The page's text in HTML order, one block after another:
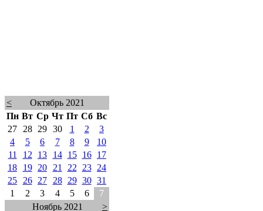
<
Октябрь 2021
Пн Вт Ср Чт Пт Сб Вс
27
28 29 30 1 2
3
4
5 6 7 8 9
10
11
12 13 14 15 16
17
18
19 20 21 22 23
24
25
26 27 28 29 30 31
1
2 3 4 5 6
7
Ноябрь 2021
>